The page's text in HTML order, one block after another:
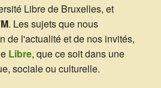
Libre de Bruxelles, et
. Les sujets que nous
de l'actualité et de nos invités,
Libre, que ce soit dans une
sociale ou culturelle.